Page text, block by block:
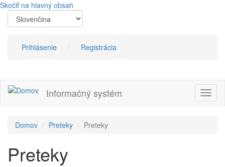
Skočiť na hlavný obsah
Prihlásenie Registrácia
Informačný systém
Domov Preteky Preteky
Preteky